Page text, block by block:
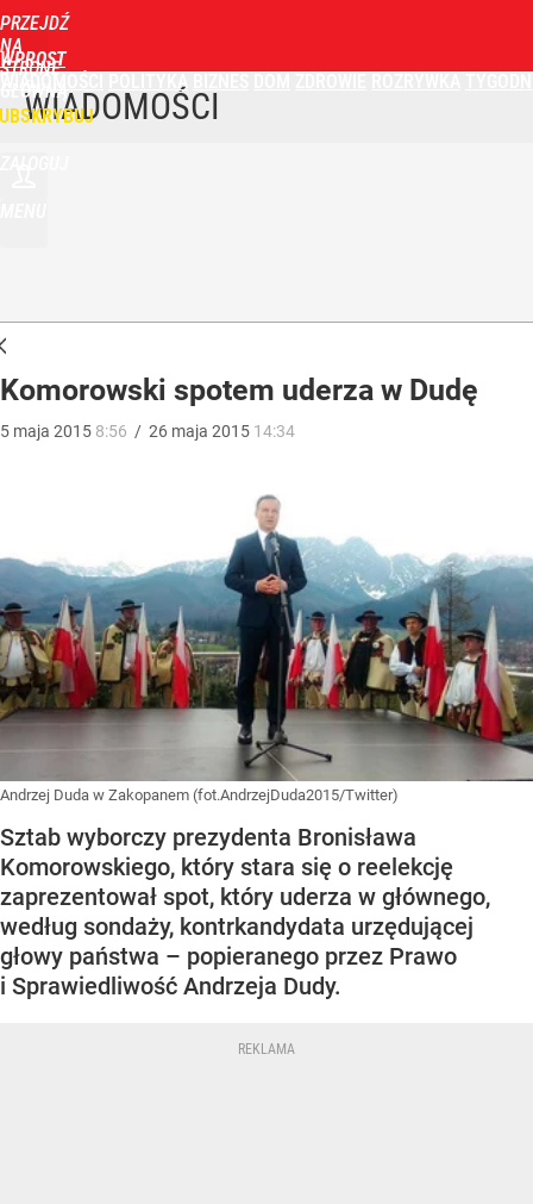
PRZEJDŹ
NA
STRONĘ
GŁÓWNĄ
WPROST
POLITYKA
WIADOMOŚCI
Komorowski spotem uderza w Dudę
5 maja 2015 8:56 / 26 maja 2015 14:34
Andrzej Duda w Zakopanem (fot.AndrzejDuda2015/Twitter)
Sztab wyborczy prezydenta Bronisława
Komorowskiego, który stara się o reelekcję
zaprezentował spot, który uderza w głównego,
według sondaży, kontrkandydata urzędującej
głowy państwa – popieranego przez Prawo
i Sprawiedliwość Andrzeja Dudy.